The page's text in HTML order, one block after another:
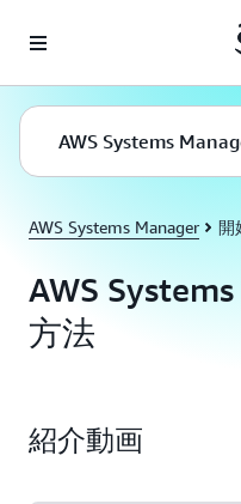
AWS Systems
AWS Systems Manager 開
AWS
方法
紹介動画